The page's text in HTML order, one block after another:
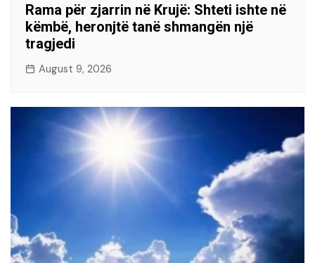
Rama për zjarrin në Krujë: Shteti ishte në
këmbë, heronjtë tanë shmangën një
tragjedi
August 9, 2026